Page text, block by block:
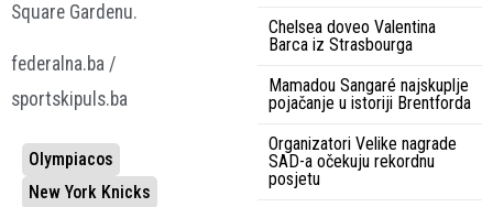
Square Gardenu.
federalna.ba /
sportskipuls.ba
Olympiacos
New York Knicks
Chelsea doveo Valentina
Barca iz Strasbourga
Mamadou Sangaré najskuplje
pojačanje u istoriji Brentforda
Organizatori Velike nagrade
SAD-a očekuju rekordnu
posjetu